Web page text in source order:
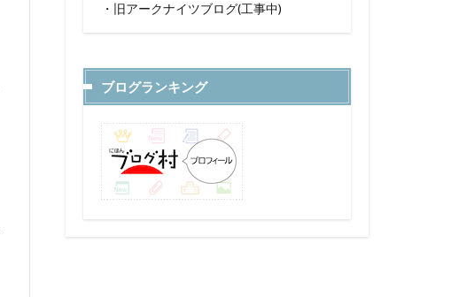
・ 旧アークナイツブログ(工事中)
ブログランキング